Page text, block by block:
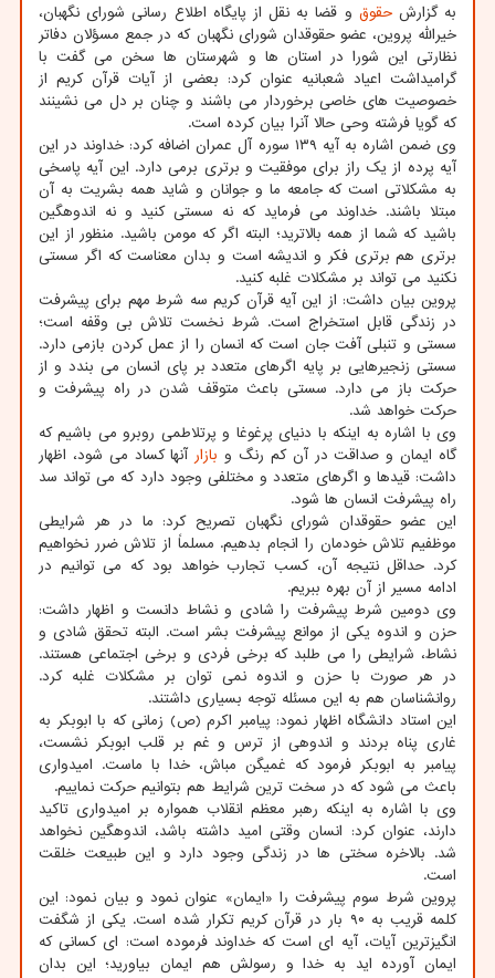
به گزارشحقوق و قضا به نقل از پایگاه اطلاع رسانی شورای نگهبان،
خیرالله پروین، عضو حقوقدان شورای نگهبان که در جمع مسؤلان دفاتر
نظارتی این شورا در استان ها و شهرستان ها سخن می گفت با
گرامیداشت اعیاد شعبانیه عنوان کرد: بعضی از آیات قرآن کریم از
خصوصیت های خاصی برخوردار می باشند و چنان بر دل می نشینند
که گویا فرشته وحی حالا آنرا بیان کرده است.
وی ضمن اشاره به آیه ۱۳۹ سوره آل عمران اضافه کرد: خداوند در این
آیه پرده از یک راز برای موفقیت و برتری برمی دارد. این آیه پاسخی
به مشکلاتی است که جامعه ما و جوانان و شاید همه بشریت به آن
مبتلا باشند. خداوند می فرماید که نه سستی کنید و نه اندوهگین
باشید که شما از همه بالاترید؛ البته اگر که مومن باشید. منظور از این
برتری هم برتری فکر و اندیشه است و بدان معناست که اگر سستی
نکنید می تواند بر مشکلات غلبه کنید.
پروین بیان داشت: از این آیه قرآن کریم سه شرط مهم برای پیشرفت
در زندگی قابل استخراج است. شرط نخست تلاش بی وقفه است؛
سستی و تنبلی آفت جان است که انسان را از عمل کردن بازمی دارد.
سستی زنجیرهایی بر پایه اگرهای متعدد بر پای انسان می بندد و از
حرکت باز می دارد. سستی باعث متوقف شدن در راه پیشرفت و
حرکت خواهد شد.
وی با اشاره به اینکه با دنیای پرغوغا و پرتلاطمی روبرو می باشیم که
گاه ایمان و صداقت در آن کم رنگ و بازار آنها کساد می شود، اظهار
داشت: قیدها و اگرهای متعدد و مختلفی وجود دارد که می تواند سد
راه پیشرفت انسان ها شود.
این عضو حقوقدان شورای نگهبان تصریح کرد: ما در هر شرایطی
موظفیم تلاش خودمان را انجام بدهیم. مسلماً از تلاش ضرر نخواهیم
کرد. حداقل نتیجه آن، کسب تجارب خواهد بود که می توانیم در
ادامه مسیر از آن بهره ببریم.
وی دومین شرط پیشرفت را شادی و نشاط دانست و اظهار داشت:
حزن و اندوه یکی از موانع پیشرفت بشر است. البته تحقق شادی و
نشاط، شرایطی را می طلبد که برخی فردی و برخی اجتماعی هستند.
در هر صورت با حزن و اندوه نمی توان بر مشکلات غلبه کرد.
روانشناسان هم به این مسئله توجه بسیاری داشتند.
این استاد دانشگاه اظهار نمود: پیامبر اکرم (ص) زمانی که با ابوبکر به
غاری پناه بردند و اندوهی از ترس و غم بر قلب ابوبکر نشست،
پیامبر به ابوبکر فرمود که غمیگن مباش، خدا با ماست. امیدواری
باعث می شود که در سخت ترین شرایط هم بتوانیم حرکت نماییم.
وی با اشاره به اینکه رهبر معظم انقلاب همواره بر امیدواری تاکید
دارند، عنوان کرد: انسان وقتی امید داشته باشد، اندوهگین نخواهد
شد. بالاخره سختی ها در زندگی وجود دارد و این طبیعت خلقت
است.
پروین شرط سوم پیشرفت را «ایمان» عنوان نمود و بیان نمود: این
کلمه قریب به ۹۰ بار در قرآن کریم تکرار شده است. یکی از شگفت
انگیزترین آیات، آیه ای است که خداوند فرموده است: ای کسانی که
ایمان آورده اید به خدا و رسولش هم ایمان بیاورید؛ این بدان